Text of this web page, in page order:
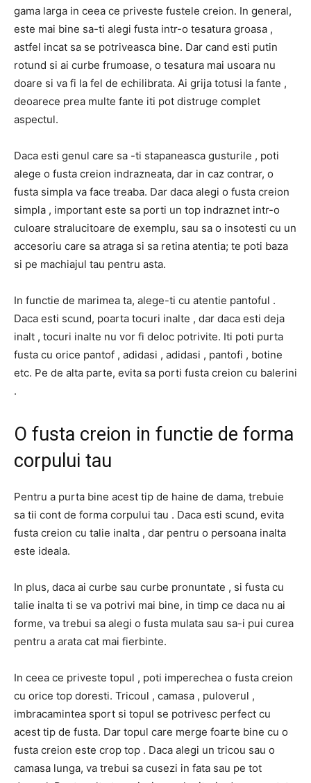
gama larga in ceea ce priveste fustele creion. In general,
este mai bine sa-ti alegi fusta intr-o tesatura groasa ,
astfel incat sa se potriveasca bine. Dar cand esti putin
rotund si ai curbe frumoase, o tesatura mai usoara nu
doare si va fi la fel de echilibrata. Ai grija totusi la fante ,
deoarece prea multe fante iti pot distruge complet
aspectul.
Daca esti genul care sa -ti stapaneasca gusturile , poti
alege o fusta creion indrazneata, dar in caz contrar, o
fusta simpla va face treaba. Dar daca alegi o fusta creion
simpla , important este sa porti un top indraznet intr-o
culoare stralucitoare de exemplu, sau sa o insotesti cu un
accesoriu care sa atraga si sa retina atentia; te poti baza
si pe machiajul tau pentru asta.
In functie de marimea ta, alege-ti cu atentie pantoful .
Daca esti scund, poarta tocuri inalte , dar daca esti deja
inalt , tocuri inalte nu vor fi deloc potrivite. Iti poti purta
fusta cu orice pantof , adidasi , adidasi , pantofi , botine
etc. Pe de alta parte, evita sa porti fusta creion cu balerini
.
O fusta creion in functie de forma
corpului tau
Pentru a purta bine acest tip de haine de dama, trebuie
sa tii cont de forma corpului tau . Daca esti scund, evita
fusta creion cu talie inalta , dar pentru o persoana inalta
este ideala.
In plus, daca ai curbe sau curbe pronuntate , si fusta cu
talie inalta ti se va potrivi mai bine, in timp ce daca nu ai
forme, va trebui sa alegi o fusta mulata sau sa-i pui curea
pentru a arata cat mai fierbinte.
In ceea ce priveste topul , poti imperechea o fusta creion
cu orice top doresti. Tricoul , camasa , puloverul ,
imbracamintea sport si topul se potrivesc perfect cu
acest tip de fusta. Dar topul care merge foarte bine cu o
fusta creion este crop top . Daca alegi un tricou sau o
camasa lunga, va trebui sa cusezi in fata sau pe tot